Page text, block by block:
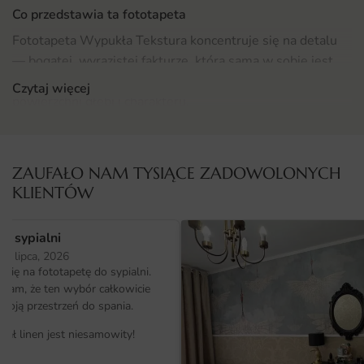
Co przedstawia ta fototapeta
Fototapeta Wypukła Tekstura koncentruje się na detalu
dekoracją. Subtelna gra światła na powierzchni nadaje
wybór dla osób ceniących estetykę detalu.
Gdzie sprawdzi się fototapeta Wypukła Tekstura
Dzięki uniwersalnemu charakterowi kompozycja sprawdzi
się zarówno w kameralnych pokojach, jak i otwartych
przestrzeniach typu open space. Można ją dopasować do
strefy wypoczynkowej, jadalnej czy nawet kącika do pracy.
Warto przejrzeć szerszy wybór z kategorii Fototapety do
Czytaj więcej
ZAUFAŁO NAM TYSIĄCE ZADOWOLONYCH
KLIENTÓW
sypialni
lipca, 2026
się na fototapetę do sypialni.
że ten wybór całkowicie
przestrzeń do spania.
linen jest niesamowity!